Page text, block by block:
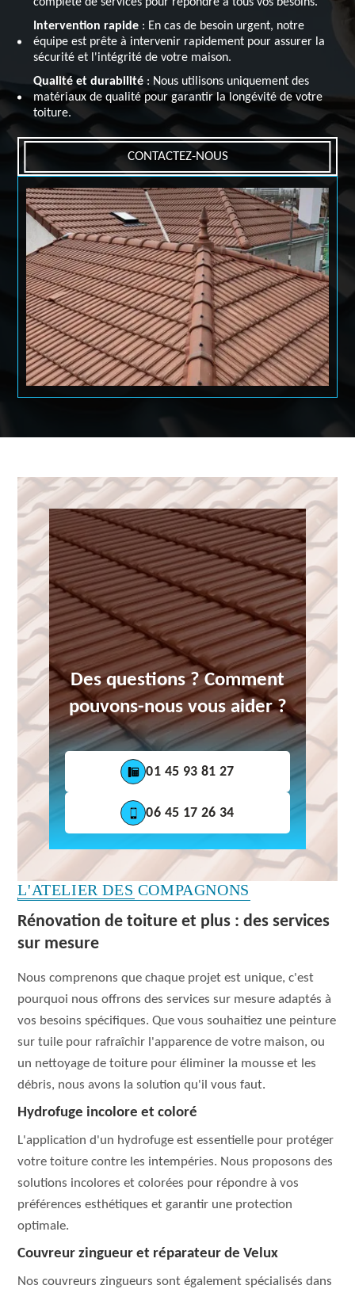
Intervention rapide : En cas de besoin urgent, notre
équipe est prête à intervenir rapidement pour assurer la
sécurité et l'intégrité de votre maison.
Qualité et durabilité : Nous utilisons uniquement des
matériaux de qualité pour garantir la longévité de votre
toiture.
CONTACTEZ-NOUS
Des questions ? Comment
pouvons-nous vous aider ?
01 45 93 81 27
06 45 17 26 34
L'ATELIER DES COMPAGNONS
Rénovation de toiture et plus : des services
sur mesure
Nous comprenons que chaque projet est unique, c'est
pourquoi nous offrons des services sur mesure adaptés à
vos besoins spécifiques. Que vous souhaitiez une peinture
sur tuile pour rafraîchir l'apparence de votre maison, ou
un nettoyage de toiture pour éliminer la mousse et les
débris, nous avons la solution qu'il vous faut.
Hydrofuge incolore et coloré
L'application d'un hydrofuge est essentielle pour protéger
votre toiture contre les intempéries. Nous proposons des
solutions incolores et colorées pour répondre à vos
préférences esthétiques et garantir une protection
optimale.
Couvreur zingueur et réparateur de Velux
Nos couvreurs zingueurs sont également spécialisés dans